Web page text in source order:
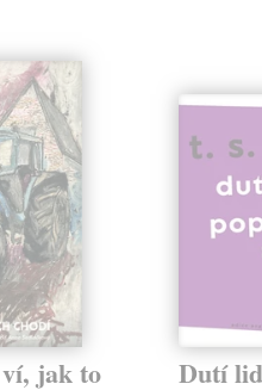
jak to Dutí